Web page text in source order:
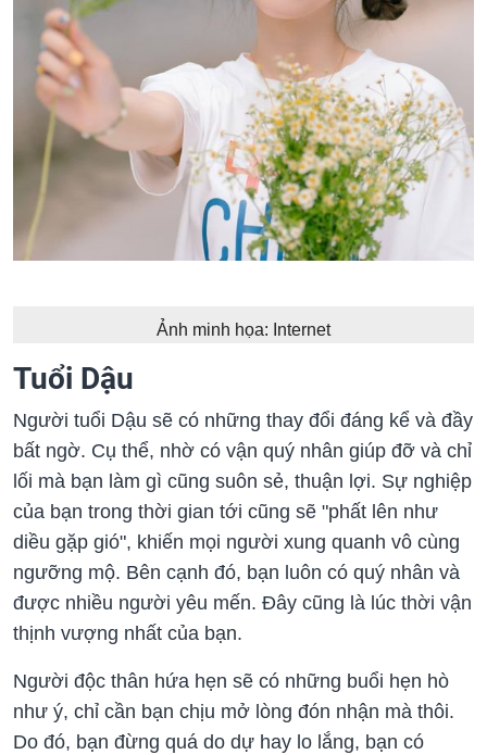
Ảnh minh họa: Internet
Tuổi Dậu
Người tuổi Dậu sẽ có những thay đổi đáng kể và đầy
bất ngờ. Cụ thể, nhờ có vận quý nhân giúp đỡ và chỉ
lối mà bạn làm gì cũng suôn sẻ, thuận lợi. Sự nghiệp
của bạn trong thời gian tới cũng sẽ "phất lên như
diều gặp gió", khiến mọi người xung quanh vô cùng
ngưỡng mộ. Bên cạnh đó, bạn luôn có quý nhân và
được nhiều người yêu mến. Đây cũng là lúc thời vận
thịnh vượng nhất của bạn.
Người độc thân hứa hẹn sẽ có những buổi hẹn hò
như ý, chỉ cần bạn chịu mở lòng đón nhận mà thôi.
Do đó, bạn đừng quá do dự hay lo lắng, bạn có